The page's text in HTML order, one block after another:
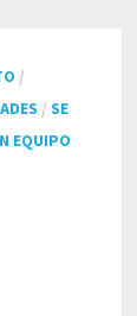
/
/SE
EQUIPO